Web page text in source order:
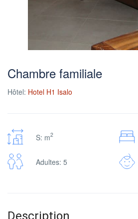
Chambre familiale
Hôtel: Hotel H1 Isalo
S: m2
Adultes: 5
Description